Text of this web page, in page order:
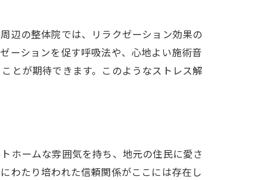
辺の整体院では、リラクゼーション効果の
ーションを促す呼吸法や、心地よい施術音
とが期待できます。このようなストレス解
ホームな雰囲気を持ち、地元の住民に愛さ
わたり培われた信頼関係がここには存在し